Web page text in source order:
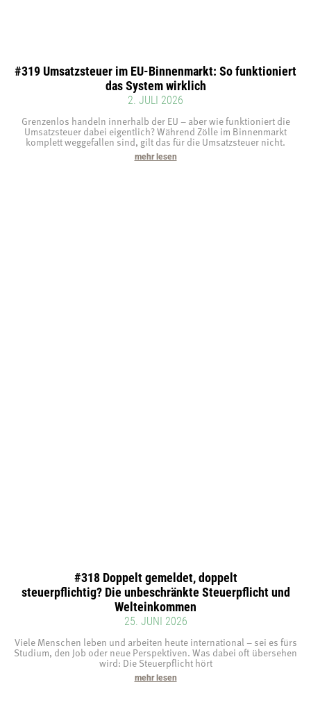
#319 Umsatzsteuer im EU-Binnenmarkt: So funktioniert
das System wirklich
2. JULI 2026
Grenzenlos handeln innerhalb der EU – aber wie funktioniert die
Umsatzsteuer dabei eigentlich? Während Zölle im Binnenmarkt
komplett weggefallen sind, gilt das für die Umsatzsteuer nicht.
mehr lesen
#318 Doppelt gemeldet, doppelt
steuerpflichtig? Die unbeschränkte Steuerpflicht und
Welteinkommen
25. JUNI 2026
Viele Menschen leben und arbeiten heute international – sei es fürs
Studium, den Job oder neue Perspektiven. Was dabei oft übersehen
wird: Die Steuerpflicht hört
mehr lesen